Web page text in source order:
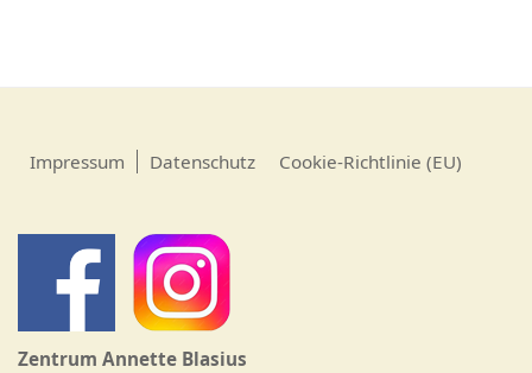
Impressum Datenschutz Cookie-Richtlinie (EU)
Zentrum Annette Blasius